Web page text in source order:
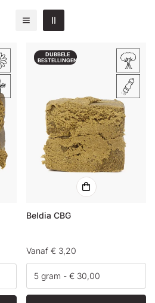
DUBBELE
BESTELLINGEN
Beldia CBG
Normale
prijs
Vanaf € 3,20